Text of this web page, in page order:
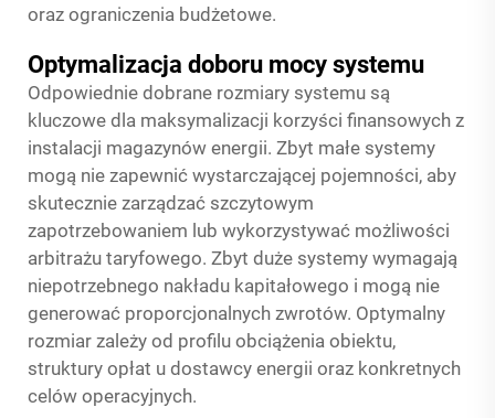
oraz ograniczenia budżetowe.
Optymalizacja doboru mocy systemu
Odpowiednie dobrane rozmiary systemu są
kluczowe dla maksymalizacji korzyści finansowych z
instalacji magazynów energii. Zbyt małe systemy
mogą nie zapewnić wystarczającej pojemności, aby
skutecznie zarządzać szczytowym
zapotrzebowaniem lub wykorzystywać możliwości
arbitrażu taryfowego. Zbyt duże systemy wymagają
niepotrzebnego nakładu kapitałowego i mogą nie
generować proporcjonalnych zwrotów. Optymalny
rozmiar zależy od profilu obciążenia obiektu,
struktury opłat u dostawcy energii oraz konkretnych
celów operacyjnych.